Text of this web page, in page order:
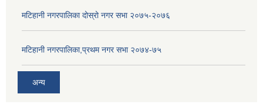
मटिहानी नगरपालिका दोस्रो नगर सभा २०७५-२०७६
मटिहानी नगरपालिका,प्रथम नगर सभा २०७४-७५
अन्य